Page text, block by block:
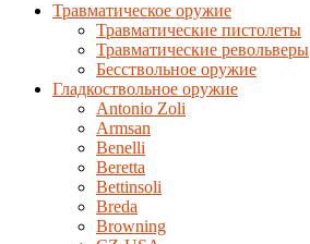
Травматическое оружие
Травматические пистолеты
Травматические револьверы
Бесствольное оружие
Гладкоствольное оружие
Antonio Zoli
Armsan
Benelli
Beretta
Bettinsoli
Breda
Browning